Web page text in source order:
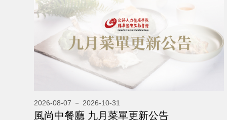
2026-08-07 － 2026-10-31
風尚中餐廳 九月菜單更新公告
2026-08-09 － 2026-11-30
搭高鐵秋遊趣